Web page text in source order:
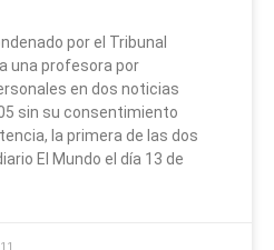
por el Tribunal
una profesora por
en dos noticias
sin su consentimiento
la primera de las dos
El Mundo el día 13 de